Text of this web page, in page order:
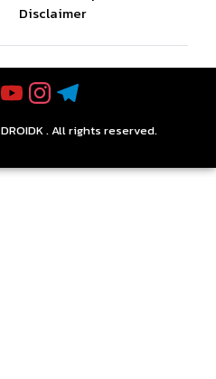
Disclaimer
DROIDK. All rights reserved.